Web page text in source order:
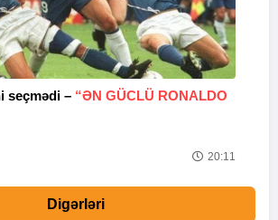
seçmədi – “ƏN GÜCLÜ RONALDO
20:11
Digərləri